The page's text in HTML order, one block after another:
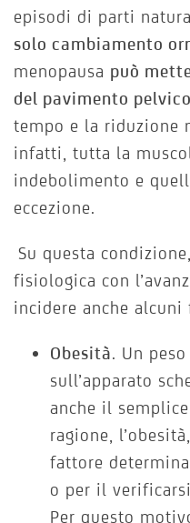
episodi di parti
solo cambiamento
menopausa può
del pavimento pelvico
tempo e la riduzione
infatti, tutta la
indebolimento e
eccezione.
Su questa
fisiologica con
incidere anche
Obesità. Un
sull’apparato
anche il
ragione,
fattore
o per il
Per questo